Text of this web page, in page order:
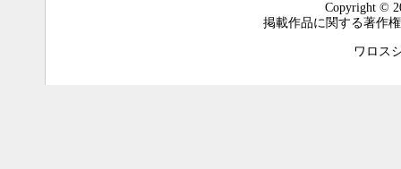
Copyright ©
掲載作品に関する著作
ワロス